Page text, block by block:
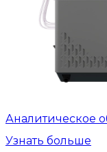
Аналитическое
Узнать больше